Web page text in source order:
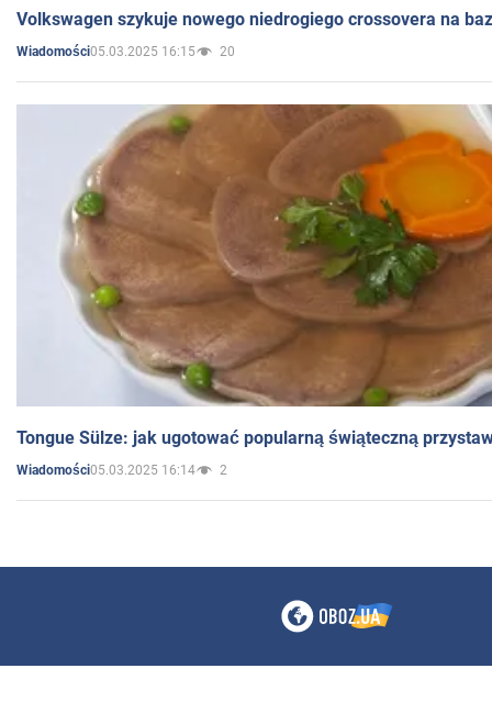
Volkswagen szykuje nowego niedrogiego crossovera na
Wiadomości05.03.2025 16:15 20
Tongue Sülze: jak ugotować popularną świąteczną
Wiadomości05.03.2025 16:14 2